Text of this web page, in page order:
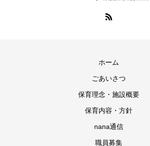
ホーム
ごあいさつ
保育理念・施設概要
保育内容・方針
nana通信
職員募集